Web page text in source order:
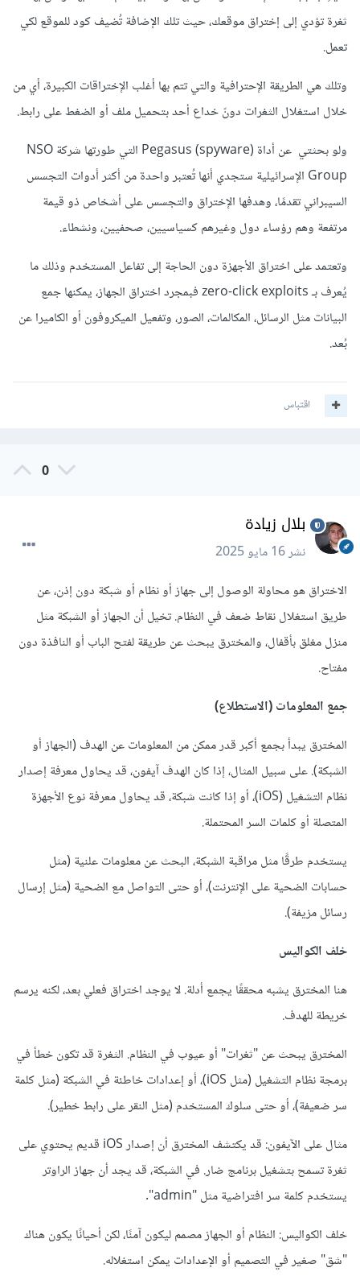
ثغرة تؤدي إلى إختراق موقعك، حيث تلك الإضافة تُضيف كود للموقع لكي
تعمل.
وتلك هي الطريقة الإحترافية والتي تتم بها أغلب الإختراقات الكبيرة، أي من
خلال استغلال الثغرات دونّ خداع أحد بتحميل ملف أو الضغط على رابط.
ولو بحثتي عن أداة (Pegasus (spyware التي طورتها شركة NSO
Group الإسرائيلية ستجدي أنها تُعتبر واحدة من أكثر أدوات التجسس
السيبراني تقدمًا، وهدفها الإختراق والتجسس على أشخاص ذو قيمة
مرتفعة وهم رؤساء دول وغيرهم كسياسيين، صحفيين، ونشطاء.
وتعتمد على اختراق الأجهزة دون الحاجة إلى تفاعل المستخدم وذلك ما
يُعرف بـ zero-click exploits فبمجرد اختراق الجهاز، يمكنها جمع
البيانات مثل الرسائل، المكالمات، الصور، وتفعيل الميكروفون أو الكاميرا عن
بُعد.
اقتباس
0
بلال زيادة
نشر16 مايو 2025
الاختراق هو محاولة الوصول إلى جهاز أو نظام أو شبكة دون إذن، عن
طريق استغلال نقاط ضعف في النظام. تخيل أن الجهاز أو الشبكة مثل
منزل مغلق بأقفال، والمخترق يبحث عن طريقة لفتح الباب أو النافذة دون
مفتاح.
جمع المعلومات (الاستطلاع)
المخترق يبدأ بجمع أكبر قدر ممكن من المعلومات عن الهدف (الجهاز أو
الشبكة). على سبيل المثال، إذا كان الهدف آيفون، قد يحاول معرفة إصدار
نظام التشغيل (iOS)، أو إذا كانت شبكة، قد يحاول معرفة نوع الأجهزة
المتصلة أو كلمات السر المحتملة.
يستخدم طرقًا مثل مراقبة الشبكة، البحث عن معلومات علنية (مثل
حسابات الضحية على الإنترنت)، أو حتى التواصل مع الضحية (مثل إرسال
رسائل مزيفة).
خلف الكواليس
هنا المخترق يشبه محققًا يجمع أدلة. لا يوجد اختراق فعلي بعد، لكنه يرسم
خريطة للهدف.
المخترق يبحث عن "ثغرات" أو عيوب في النظام. الثغرة قد تكون خطأ في
برمجة نظام التشغيل (مثل iOS)، أو إعدادات خاطئة في الشبكة (مثل كلمة
سر ضعيفة)، أو حتى سلوك المستخدم (مثل النقر على رابط خطير).
مثال على الآيفون: قد يكتشف المخترق أن إصدار iOS قديم يحتوي على
ثغرة تسمح بتشغيل برنامج ضار. في الشبكة، قد يجد أن جهاز الراوتر
يستخدم كلمة سر افتراضية مثل "admin".
خلف الكواليس: النظام أو الجهاز مصمم ليكون آمنًا، لكن أحيانًا يكون هناك
"شق" صغير في التصميم أو الإعدادات يمكن استغلاله.